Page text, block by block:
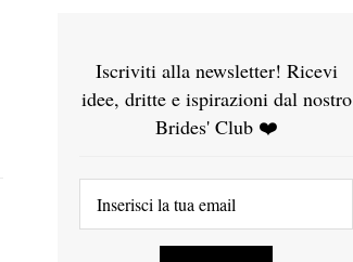
Iscriviti alla newsletter! Ricevi
idee, dritte e ispirazioni dal nostro
Brides' Club ❤️